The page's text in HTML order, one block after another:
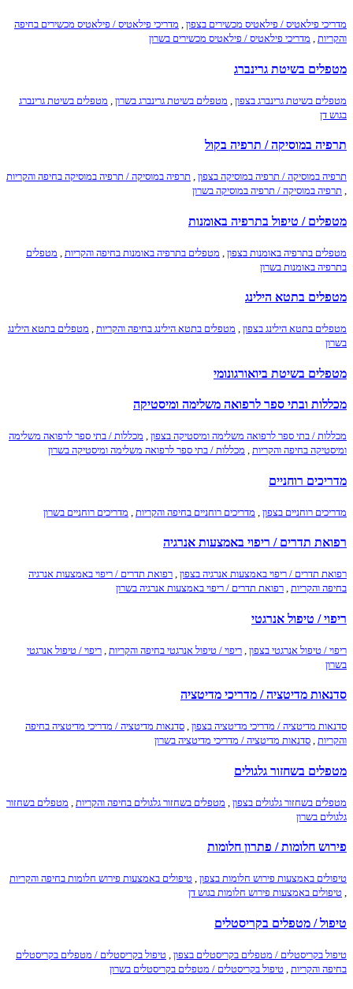
מדריכי פילאטיס / פילאטיס מכשירים בצפון , מדריכי פילאטיס / פילאטיס מכשירים בחיפה
והקריות , מדריכי פילאטיס / פילאטיס מכשירים בשרון
מטפלים בשיטת גרינברג
מטפלים בשיטת גרינברג בצפון מטפלים בשיטת גרינברג בשרון
מטפלים בשיטת גרינברג
בגוש דן
תרפיה במוסיקה / תרפיה בקול
תרפיה במוסיקה / תרפיה במוסיקה בצפון , תרפיה במוסיקה / תרפיה במוסיקה בחיפה והקריות
, תרפיה במוסיקה / תרפיה במוסיקה בשרון
מטפלים / טיפול בתרפיה באומנות
מטפלים בתרפיה באומנות בצפון מטפלים בתרפיה באומנות בחיפה והקריות
מטפלים
בתרפיה באומנות בשרון
מטפלים בתטא הילינג
מטפלים בתטא הילינג בצפון , מטפלים בתטא הילינג בחיפה והקריות , מטפלים בתטא הילינג
בשרון
מטפלים בשיטת ביואורגונומי
מכללות ובתי ספר לרפואה משלימה ומיסטיקה
מכללות / בתי ספר לרפואה משלימה ומיסטיקה בצפון , מכללות / בתי ספר לרפואה משלימה
ומיסטיקה בחיפה והקריות , מכללות / בתי ספר לרפואה משלימה ומיסטיקה בשרון
מדריכים רוחניים
מדריכים רוחניים בצפון מדריכים רוחניים בחיפה והקריות מדריכים רוחניים בשרון
רפואת תדרים / ריפוי באמצעות אנרגיה
רפואת תדרים / ריפוי באמצעות אנרגיה בצפון , רפואת תדרים / ריפוי באמצעות אנרגיה
בחיפה והקריות , רפואת תדרים / ריפוי באמצעות אנרגיה בשרון
ריפוי / טיפול אנרגטי
ריפוי / טיפול אנרגטי בצפון ריפוי / טיפול אנרגטי בחיפה והקריות
ריפוי / טיפול אנרגטי
בשרון
סדנאות מדיטציה / מדריכי מדיטציה
סדנאות מדיטציה / מדריכי מדיטציה בצפון , סדנאות מדיטציה / מדריכי מדיטציה בחיפה
והקריות , סדנאות מדיטציה / מדריכי מדיטציה בשרון
מטפלים בשחזור גלגולים
מטפלים בשחזור גלגולים בצפון מטפלים בשחזור גלגולים בחיפה והקריות
מטפלים בשחזור
גלגולים בשרון
פירוש חלומות / פתרון חלומות
טיפולים באמצעות פירוש חלומות בצפון , טיפולים באמצעות פירוש חלומות בחיפה והקריות
, טיפולים באמצעות פירוש חלומות בגוש דן
טיפול / מטפלים בקריסטלים
טיפול בקריסטלים / מטפלים בקריסטלים בצפון טיפול בקריסטלים / מטפלים בקריסטלים
בחיפה והקריות
טיפול בקריסטלים / מטפלים בקריסטלים בשרון